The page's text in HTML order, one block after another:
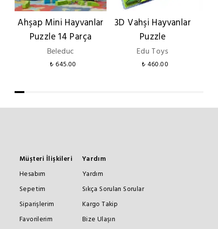
Ahşap Mini Hayvanlar
Puzzle 14 Parça
Beleduc
₺ 645.00
3D Vahşi Hayvanlar
Puzzle
Edu Toys
₺ 460.00
Müşteri İlişkileri
Hesabım
Sepetim
Siparişlerim
Favorilerim
Yardım
Yardım
Sıkça Sorulan Sorular
Kargo Takip
Bize Ulaşın